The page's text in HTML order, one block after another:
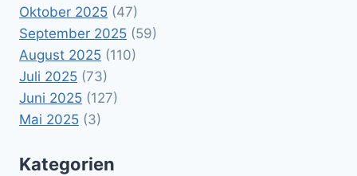
Oktober 2025 (47)
September 2025 (59)
August 2025 (110)
Juli 2025 (73)
Juni 2025 (127)
Mai 2025 (3)
Kategorien